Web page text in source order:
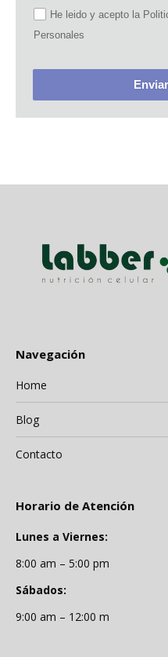
He leido y acepto la
Personales
Navegación
Home
Blog
Contacto
Horario de Atención
Lunes a Viernes:
8:00 am – 5:00 pm
Sábados:
9:00 am – 12:00 m